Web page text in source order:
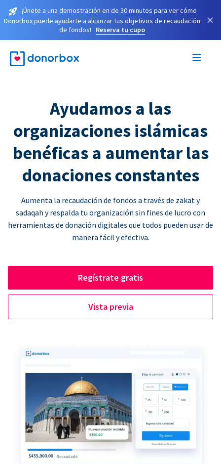
¡Únete a una demostración en de 30 minutos para ver cómo
Donorbox puede ayudarte a alcanzar tus objetivos de recaudación
de fondos!
Reserva tu cupo
×
Ayudamos a las
organizaciones islámicas
benéficas a aumentar las
donaciones constantes
Aumenta la recaudación de fondos a través de zakat y
sadaqah y respalda tu organización sin fines de lucro con
herramientas de donación digitales que todos pueden usar de
manera fácil y efectiva.
Regístrate gratis
Vista previa